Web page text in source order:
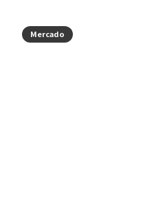
Mercado